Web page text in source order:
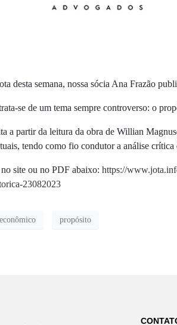
desta semana, nossa sócia Ana Frazão
se de um tema sempre controverso: o
a partir da leitura da obra de Willian
tendo como fio condutor a análise crítica
site ou no PDF abaixo: https://
23082023
propósito